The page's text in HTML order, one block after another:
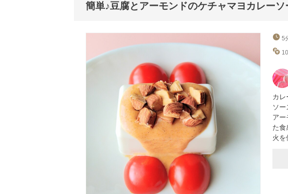
簡単♪豆腐とアーモンドのケチャマヨカレー
5
カレ
ソー
アー
た食
火を